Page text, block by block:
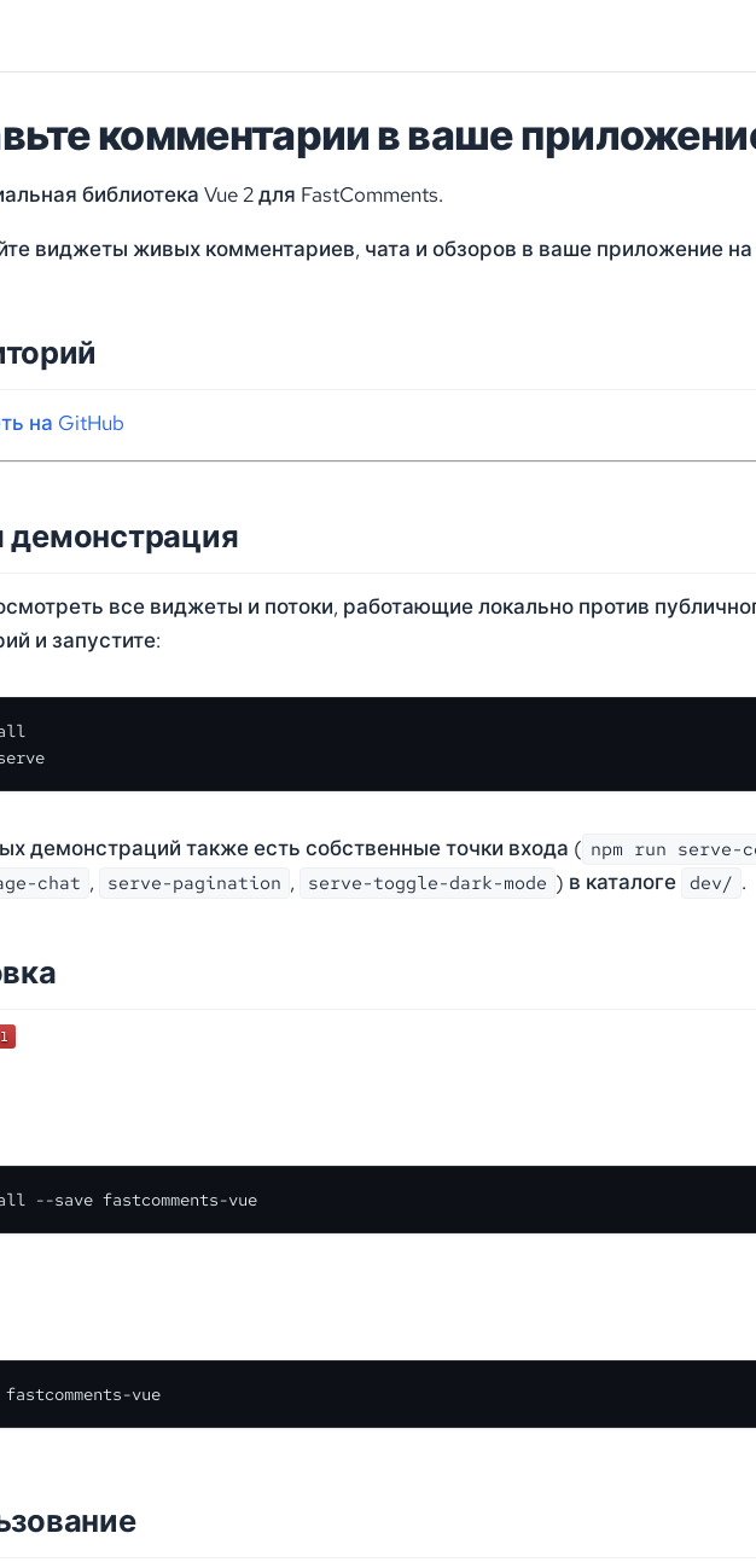
комментарии в ваше
библиотека Vue 2 для FastComments.
виджеты живых комментариев, чата и обзоров в ваше приложение на
на GitHub
все виджеты и потоки, работающие локально против
и запустите:
демонстраций также есть собственные точки входа ( npm run serve-
chat , serve-pagination , serve-toggle-dark-mode ) в каталоге dev/ .
--save fastcomments-vue
vue